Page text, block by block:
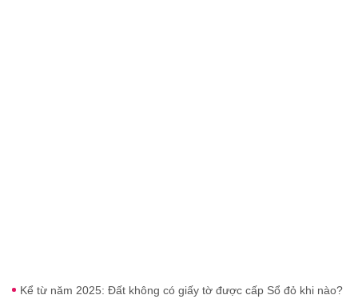
Kể từ năm 2025: Đất không có giấy tờ được cấp Sổ đỏ khi nào?